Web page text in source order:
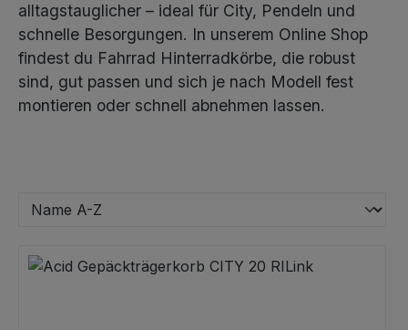
alltagstauglicher – ideal für City, Pendeln und
schnelle Besorgungen. In unserem Online Shop
findest du Fahrrad Hinterradkörbe, die robust
sind, gut passen und sich je nach Modell fest
montieren oder schnell abnehmen lassen.